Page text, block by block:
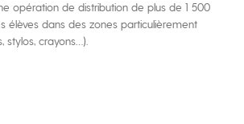
opération de distribution de plus de 1 500
élèves dans des zones particulièrement
stylos, crayons…).